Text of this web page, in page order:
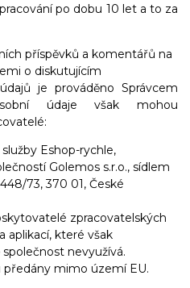
po dobu 10 let a to za
příspěvků a komentářů na
o diskutujícím
je prováděno Správcem
údaje však mohou
Eshop-rychle,
Golemos s.r.o., sídlem
73, 370 01, České
zpracovatelských
aplikací, které však
nevyužívá.
předány mimo území EU.